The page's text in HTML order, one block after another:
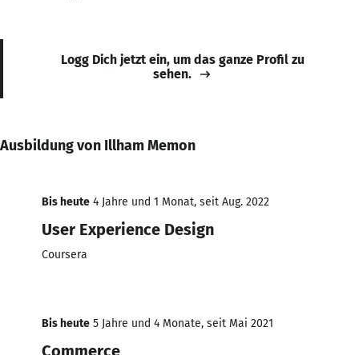
Logg Dich jetzt ein, um das ganze Profil zu
sehen.
Ausbildung von Illham Memon
Bis heute 4 Jahre und 1 Monat, seit Aug. 2022
User Experience Design
Coursera
Bis heute 5 Jahre und 4 Monate, seit Mai 2021
Commerce